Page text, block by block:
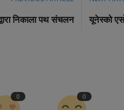
निकाला पथ संचलन यूनेस्को
0 0